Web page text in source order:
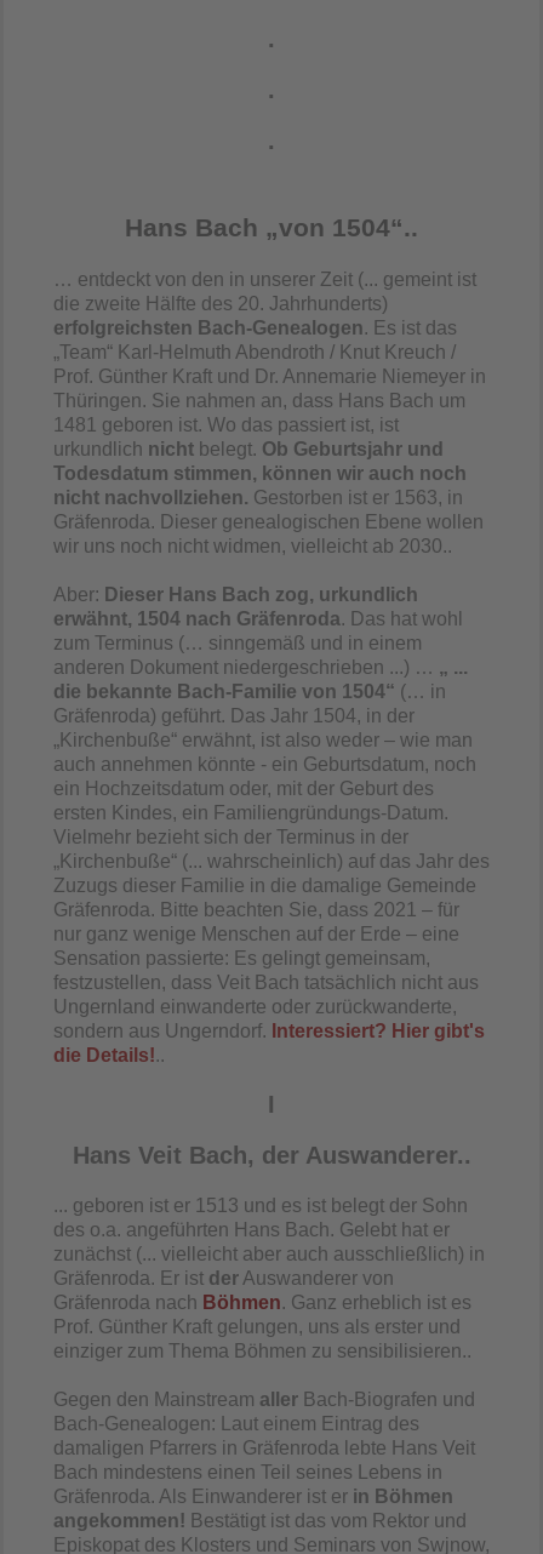
.
.
.
Hans Bach „von 1504“..
… entdeckt von den in unserer Zeit (... gemeint ist
die zweite Hälfte des 20. Jahrhunderts)
erfolgreichsten Bach-Genealogen. Es ist das
„Team“ Karl-Helmuth Abendroth / Knut Kreuch /
Prof. Günther Kraft und Dr. Annemarie Niemeyer in
Thüringen. Sie nahmen an, dass Hans Bach um
1481 geboren ist. Wo das passiert ist, ist
urkundlich nicht belegt. Ob Geburtsjahr und
Todesdatum stimmen, können wir auch noch
nicht nachvollziehen. Gestorben ist er 1563, in
Gräfenroda. Dieser genealogischen Ebene wollen
wir uns noch nicht widmen, vielleicht ab 2030..
Aber: Dieser Hans Bach zog, urkundlich
erwähnt, 1504 nach Gräfenroda. Das hat wohl
zum Terminus (… sinngemäß und in einem
anderen Dokument niedergeschrieben ...) … „ ...
die bekannte Bach-Familie von 1504“ (… in
Gräfenroda) geführt. Das Jahr 1504, in der
„Kirchenbuße“ erwähnt, ist also weder – wie man
auch annehmen könnte - ein Geburtsdatum, noch
ein Hochzeitsdatum oder, mit der Geburt des
ersten Kindes, ein Familiengründungs-Datum.
Vielmehr bezieht sich der Terminus in der
„Kirchenbuße“ (... wahrscheinlich) auf das Jahr des
Zuzugs dieser Familie in die damalige Gemeinde
Gräfenroda. Bitte beachten Sie, dass 2021 – für
nur ganz wenige Menschen auf der Erde – eine
Sensation passierte: Es gelingt gemeinsam,
festzustellen, dass Veit Bach tatsächlich nicht aus
Ungernland einwanderte oder zurückwanderte,
sondern aus Ungerndorf. Interessiert? Hier gibt's
die Details!..
I
Hans Veit Bach, der Auswanderer..
... geboren ist er 1513 und es ist belegt der Sohn
des o.a. angeführten Hans Bach. Gelebt hat er
zunächst (... vielleicht aber auch ausschließlich) in
Gräfenroda. Er ist der Auswanderer von
Gräfenroda nach Böhmen. Ganz erheblich ist es
Prof. Günther Kraft gelungen, uns als erster und
einziger zum Thema Böhmen zu sensibilisieren..
Gegen den Mainstream aller Bach-Biografen und
Bach-Genealogen: Laut einem Eintrag des
damaligen Pfarrers in Gräfenroda lebte Hans Veit
Bach mindestens einen Teil seines Lebens in
Gräfenroda. Als Einwanderer ist er in Böhmen
angekommen! Bestätigt ist das vom Rektor und
Episkopat des Klosters und Seminars von Swjnow,